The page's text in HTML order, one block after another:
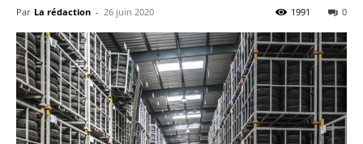
Par La rédaction - 26 juin 2020 0
1991